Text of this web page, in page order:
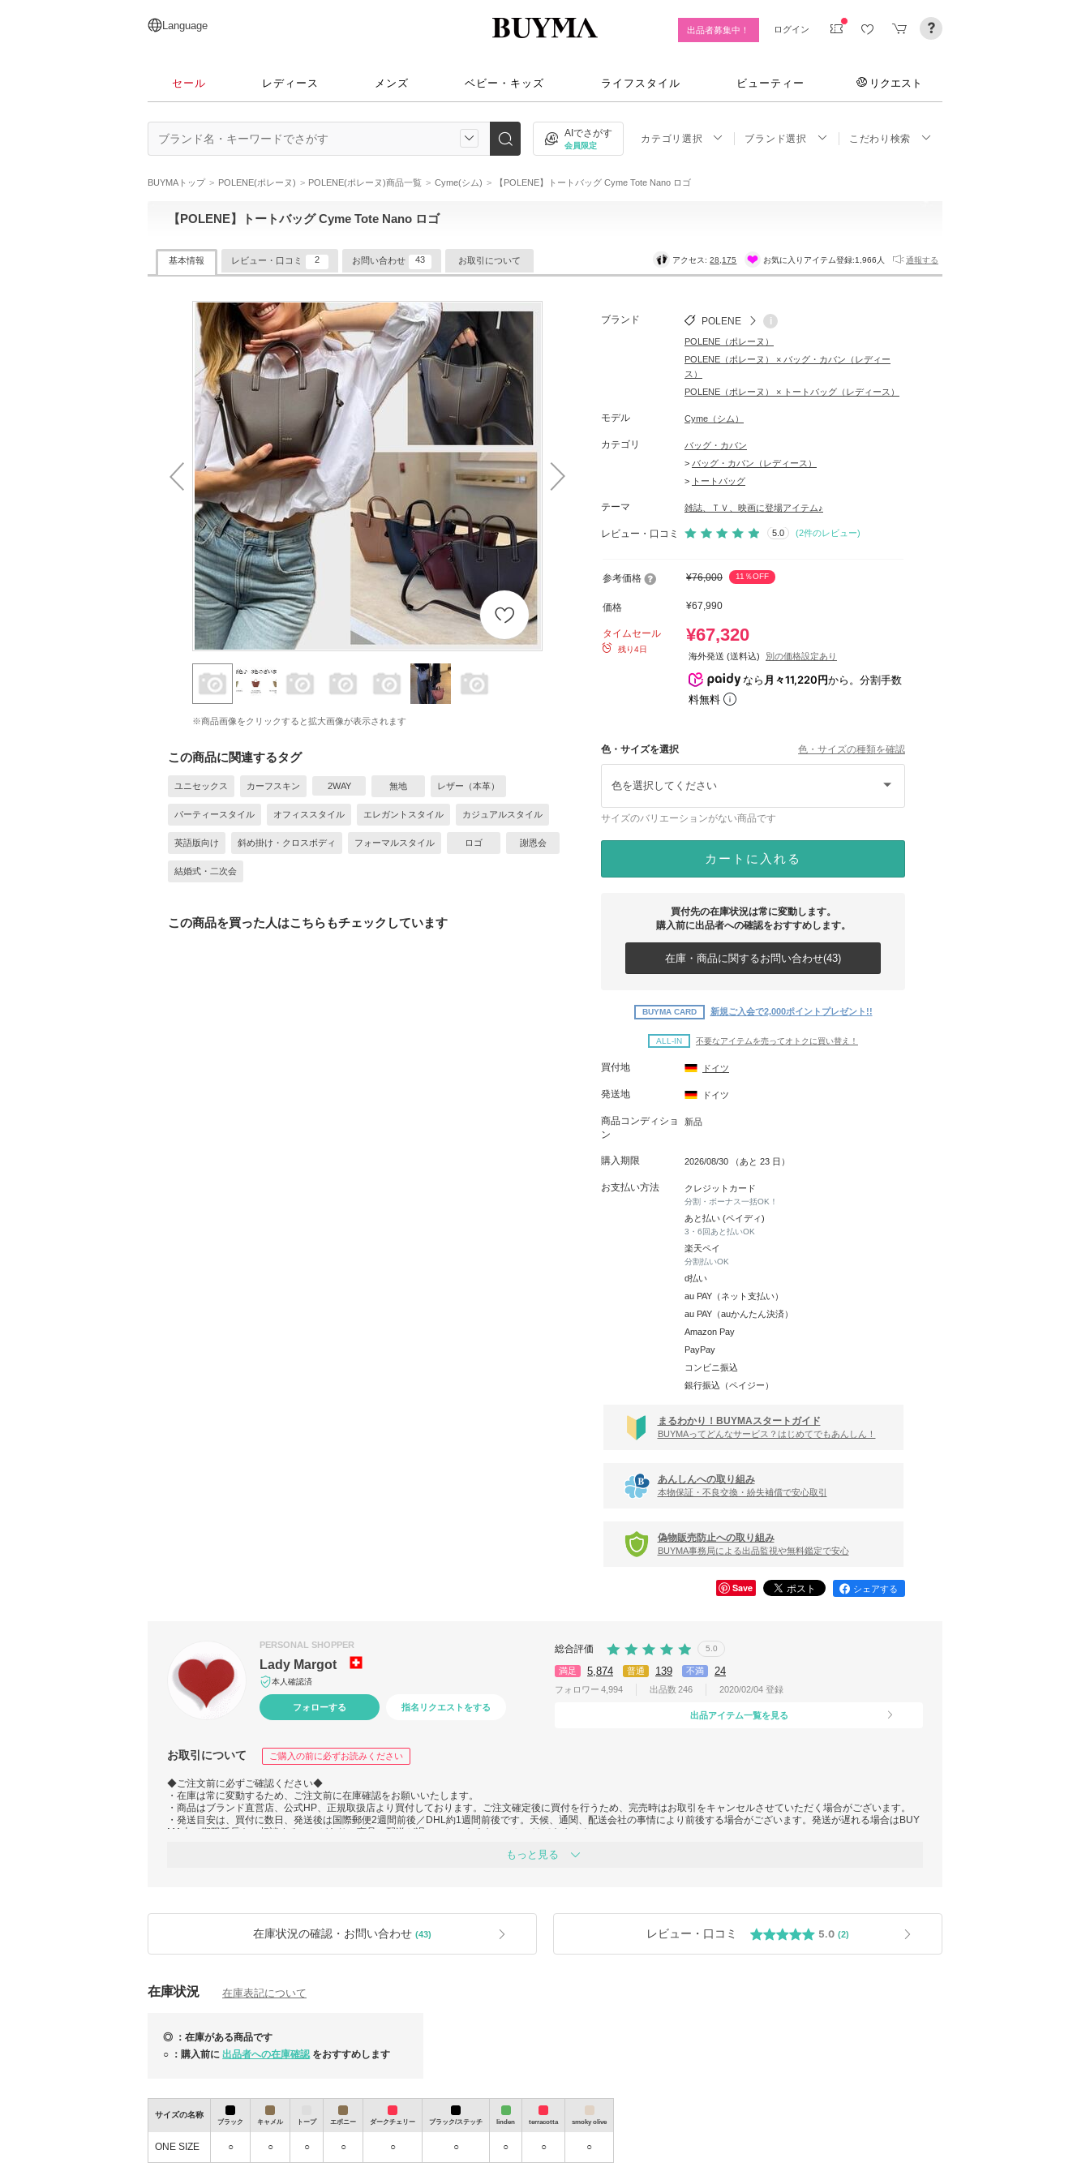
日本語
English
简体中文
繁體中文
Language 出品者募集中！ ログイン
セール レディース メンズ ベビー・キッズ ライフスタイル ビューティー リクエスト
AIでさがす
会員限定
カテゴリ選択 ブランド選択 こだわり検索
BUYMAトップ POLENE(ポレーヌ) POLENE(ポレーヌ)商品一覧 Cyme(シム) 【POLENE】トートバッグ Cyme Tote Nano ロゴ
【POLENE】トートバッグ Cyme Tote Nano ロゴ
基本情報 レビュー・口コミ 2 お問い合わせ 43 お取引について アクセス:28,175 お気に入りアイテム登録:1,966人 通報する
※商品画像をクリックすると拡大画像が表示されます
この商品に関連するタグ
ユニセックス カーフスキン 2WAY 無地 レザー（本革）
パーティースタイル オフィススタイル エレガントスタイル カジュアルスタイル
英語版向け 斜め掛け・クロスボディ フォーマルスタイル ロゴ 謝恩会
結婚式・二次会
この商品を買った人はこちらもチェックしています
ブランド POLENE i
POLENE（ポレーヌ）
POLENE（ポレーヌ） × バッグ・カバン（レディー
ス）
POLENE（ポレーヌ） × トートバッグ（レディース）
モデル Cyme（シム）
カテゴリ
バッグ・カバン
> バッグ・カバン（レディース）
> トートバッグ
テーマ 雑誌、ＴＶ、映画に登場アイテム♪
レビュー・口コミ 5.0 (2件のレビュー)
参考価格 ¥76,000 11％OFF
価格 ¥67,990
タイムセール
残り4日
¥67,320
海外発送 (送料込) 別の価格設定あり
なら 月々11,220円から。分割手数
料無料
色・サイズを選択 色・サイズの種類を確認
色を選択してください
サイズのバリエーションがない商品です
カートに入れる
買付先の在庫状況は常に変動します。
購入前に出品者への確認をおすすめします。
在庫・商品に関するお問い合わせ(43)
BUYMA CARD 新規ご入会で2,000ポイントプレゼント!!
ALL-IN 不要なアイテムを売ってオトクに買い替え！
買付地 ドイツ
発送地 ドイツ
商品コンディショ
ン
新品
購入期限 2026/08/30 （あと 23 日）
お支払い方法 クレジットカード
分割・ボーナス一括OK！
あと払い (ペイディ)
3・6回あと払いOK
楽天ペイ
分割払いOK
d払い
au PAY（ネット支払い）
au PAY（auかんたん決済）
Amazon Pay
PayPay
コンビニ振込
銀行振込（ペイジー）
まるわかり！BUYMAスタートガイド
BUYMAってどんなサービス？はじめてでもあんしん！
あんしんへの取り組み
本物保証・不良交換・紛失補償で安心取引
偽物販売防止への取り組み
BUYMA事務局による出品監視や無料鑑定で安心
Save シェアする
PERSONAL SHOPPER
Lady Margot
本人確認済
フォローする 指名リクエストをする
総合評価 5.0
満足 5,874 普通 139 不満 24
フォロワー 4,994 出品数 246 2020/02/04 登録
出品アイテム一覧を見る
お取引について ご購入の前に必ずお読みください
◆ご注文前に必ずご確認ください◆
・在庫は常に変動するため、ご注文前に在庫確認をお願いいたします。
・商品はブランド直営店、公式HP、正規取扱店より買付しております。ご注文確定後に買付を行うため、完売時はお取引をキャンセルさせていただく場合がございます。
・発送目安は、買付に数日、発送後は国際郵便2週間前後／DHL約1週間前後です。天候、通関、配送会社の事情により前後する場合がございます。発送が遅れる場合はBUY
MA上で期限延長をご相談することがあり、商品の配送が遅いことによるキャンセルはできません。
・ラッピングは承っておりません。丁寧に梱包して発送いたしますが、配送中に外箱や梱包資材に傷みが生じる場合がございます。
・万が一の配送トラブルや初期不良等の際に補償対象となる場合がございますので、ご希望の方はご注文時にBUYMAあんしんプラスをぜひご検討ください。
・虚偽申告やギフト申告等、BUYMAルールおよび通関ルールに反するご依頼はお受けできません。
もっと見る
在庫状況の確認・お問い合わせ (43) レビュー・口コミ 5.0 (2)
在庫状況 在庫表記について
◎ ：在庫がある商品です
○ ：購入前に 出品者への在庫確認 をおすすめします
サイズの名称
ブラック キャメル トープ エボニー ダークチェリー ブラック/ステッチ linden terracotta smoky olive
ONE SIZE ○ ○ ○ ○ ○ ○ ○ ○ ○